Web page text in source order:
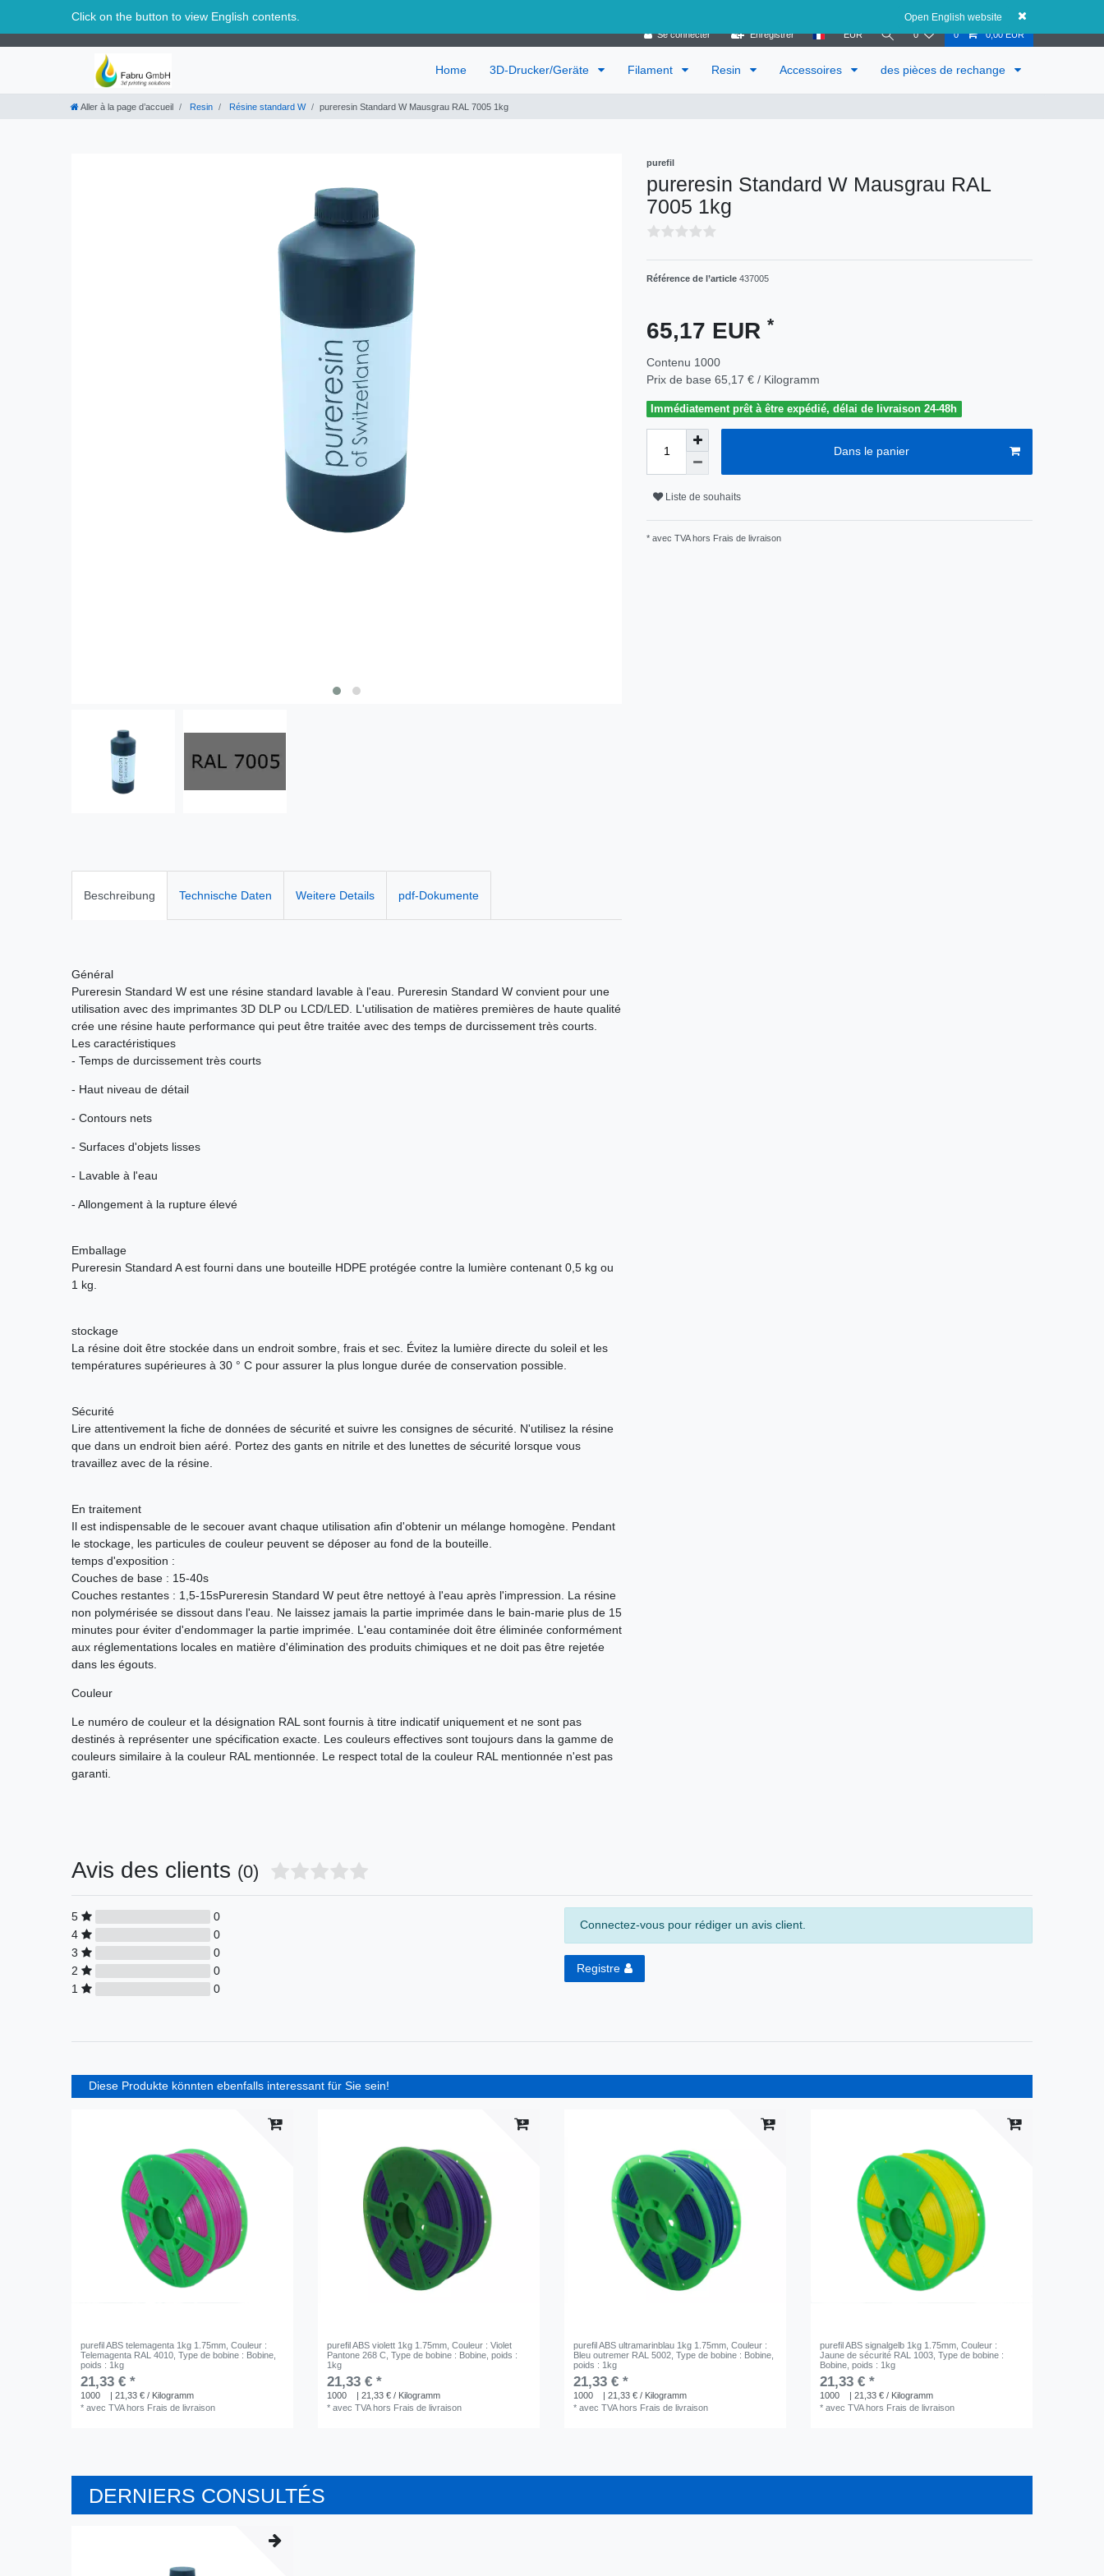
Click on the button to view English contents. Open English website
Suisse
Se connecter Enregistrer EUR 0 0 0,00 EUR
Home 3D-Drucker/Geräte Filament Resin Accessoires des pièces de rechange
Aller à la page d’accueil Resin Résine standard W pureresin Standard W Mausgrau RAL 7005 1kg
purefil
pureresin Standard W Mausgrau RAL
7005 1kg
Référence de l’article 437005
65,17 EUR *
Contenu 1000
Prix de base 65,17 € / Kilogramm
Immédiatement prêt à être expédié, délai de livraison 24-48h
Dans le panier
Liste de souhaits
* avec TVA hors Frais de livraison
Beschreibung Technische Daten Weitere Details pdf-Dokumente
Général
Pureresin Standard W est une résine standard lavable à l'eau. Pureresin Standard W convient pour une
utilisation avec des imprimantes 3D DLP ou LCD/LED. L'utilisation de matières premières de haute qualité
crée une résine haute performance qui peut être traitée avec des temps de durcissement très courts.
Les caractéristiques
- Temps de durcissement très courts
- Haut niveau de détail
- Contours nets
- Surfaces d'objets lisses
- Lavable à l'eau
- Allongement à la rupture élevé
Emballage
Pureresin Standard A est fourni dans une bouteille HDPE protégée contre la lumière contenant 0,5 kg ou
1 kg.
stockage
La résine doit être stockée dans un endroit sombre, frais et sec. Évitez la lumière directe du soleil et les
températures supérieures à 30 ° C pour assurer la plus longue durée de conservation possible.
Sécurité
Lire attentivement la fiche de données de sécurité et suivre les consignes de sécurité. N'utilisez la résine
que dans un endroit bien aéré. Portez des gants en nitrile et des lunettes de sécurité lorsque vous
travaillez avec de la résine.
En traitement
Il est indispensable de le secouer avant chaque utilisation afin d'obtenir un mélange homogène. Pendant
le stockage, les particules de couleur peuvent se déposer au fond de la bouteille.
temps d'exposition :
Couches de base : 15-40s
Couches restantes : 1,5-15sPureresin Standard W peut être nettoyé à l'eau après l'impression. La résine
non polymérisée se dissout dans l'eau. Ne laissez jamais la partie imprimée dans le bain-marie plus de 15
minutes pour éviter d'endommager la partie imprimée. L'eau contaminée doit être éliminée conformément
aux réglementations locales en matière d'élimination des produits chimiques et ne doit pas être rejetée
dans les égouts.
Couleur
Le numéro de couleur et la désignation RAL sont fournis à titre indicatif uniquement et ne sont pas
destinés à représenter une spécification exacte. Les couleurs effectives sont toujours dans la gamme de
couleurs similaire à la couleur RAL mentionnée. Le respect total de la couleur RAL mentionnée n'est pas
garanti.
Avis des clients (0)
5
0
4
0
3
0
2
0
1
0
Connectez-vous pour rédiger un avis client.
Registre
Diese Produkte könnten ebenfalls interessant für Sie sein!
purefil ABS telemagenta 1kg 1.75mm , Couleur :
Telemagenta RAL 4010 , Type de bobine : Bobine
poids : 1kg
21,33 € *
1000
| 21,33 € / Kilogramm
*avec TVAhors Frais de livraison
purefil ABS violett 1kg 1.75mm , Couleur : Violet
Pantone 268 C , Type de bobine : Bobine , poids :
1kg
21,33 € *
1000
| 21,33 € / Kilogramm
*avec TVAhors Frais de livraison
purefil ABS ultramarinblau 1kg 1.75mm , Couleur :
Bleu outremer RAL 5002 , Type de bobine : Bobine
poids : 1kg
21,33 € *
1000
| 21,33 € / Kilogramm
*avec TVAhors Frais de livraison
purefil ABS signalgelb 1kg 1.75mm , Couleur :
Jaune de sécurité RAL 1003 , Type de bobine :
Bobine , poids : 1kg
21,33 € *
1000
| 21,33 € / Kilogramm
*avec TVAhors Frais de livraison
DERNIERS CONSULTÉS